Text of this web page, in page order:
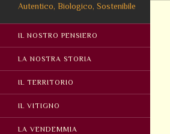
Autentico, Biologico, Sostenibile
IL NOSTRO PENSIERO
LA NOSTRA STORIA
IL TERRITORIO
IL VITIGNO
LA VENDEMMIA